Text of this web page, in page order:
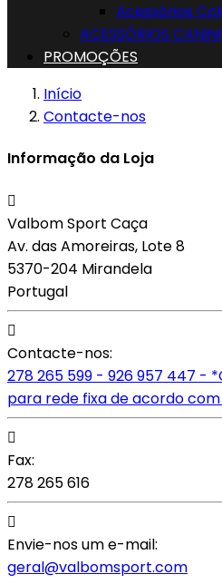
Acessórios
ACESSÓRIOS
PROMOÇÕES
Início
Contacte-nos
Informação da Loja

Valbom Sport Caça
Av. das Amoreiras, Lote 8
5370-204 Mirandela
Portugal

Contacte-nos:
278 265 599 - 926 957 447 -
para rede fixa de acordo

Fax:
278 265 616

Envie-nos um e-mail:
geral@valbomsport.com